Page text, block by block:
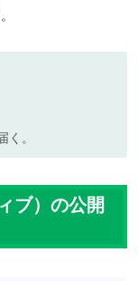
。
ブ）の公開